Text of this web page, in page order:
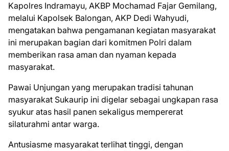
Kapolres Indramayu, AKBP Mochamad Fajar Gemilang,
melalui Kapolsek Balongan, AKP Dedi Wahyudi,
mengatakan bahwa pengamanan kegiatan masyarakat
ini merupakan bagian dari komitmen Polri dalam
memberikan rasa aman dan nyaman kepada
masyarakat.
Pawai Unjungan yang merupakan tradisi tahunan
masyarakat Sukaurip ini digelar sebagai ungkapan rasa
syukur atas hasil panen sekaligus mempererat
silaturahmi antar warga.
Antusiasme masyarakat terlihat tinggi, dengan